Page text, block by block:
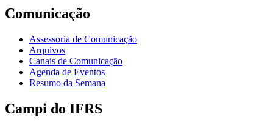
Comunicação
Assessoria de Comunicação
Arquivos
Canais de Comunicação
Agenda de Eventos
Resumo da Semana
Campi do IFRS